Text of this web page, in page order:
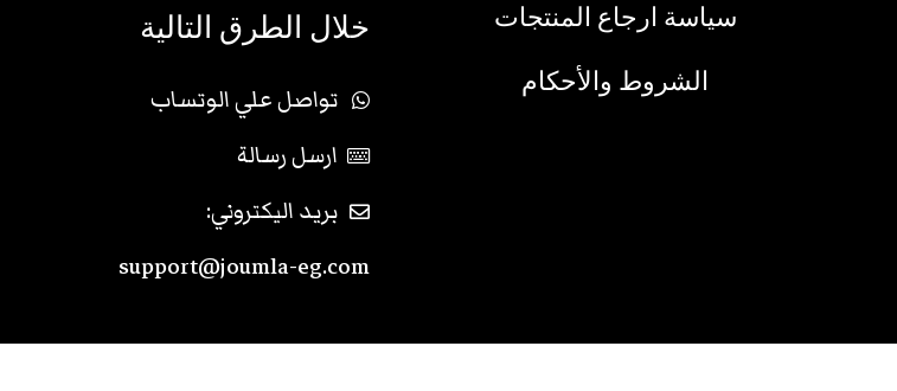
سياسة ارجاع المنتجات
الشروط والأحكام
خلال الطرق التالية
تواصل علي الوتساب
ارسل رسالة
بريد اليكتروني:
support@joumla-eg.com